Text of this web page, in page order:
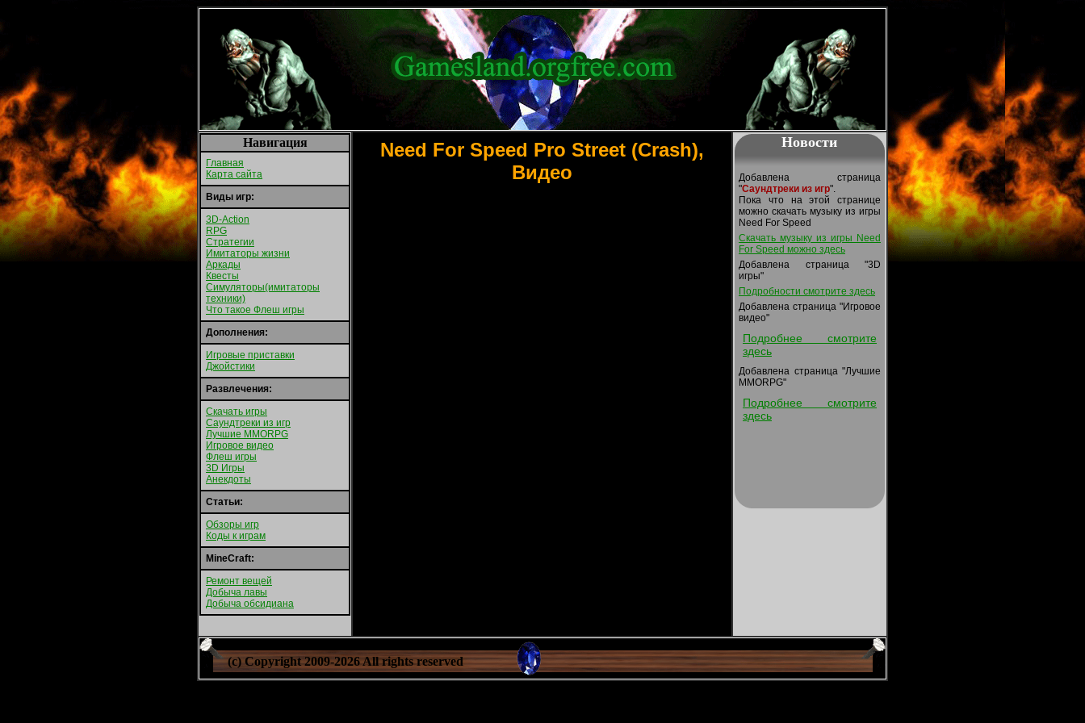
Навигация
Главная
Карта сайта
Виды игр:
3D-Action
RPG
Стратегии
Имитаторы жизни
Аркады
Квесты
Симуляторы(имитаторы
техники)
Что такое Флеш игры
Дополнения:
Игровые приставки
Джойстики
Развлечения:
Скачать игры
Саундтреки из игр
Лучшие MMORPG
Игровое видео
Флеш игры
3D Игры
Анекдоты
Статьи:
Обзоры игр
Коды к играм
MineCraft:
Ремонт вещей
Добыча лавы
Добыча обсидиана
Need For Speed Pro Street (Crash),
Видео
Новости
Добавлена страница
"Саундтреки из игр".
Пока что на этой странице
можно скачать музыку из игры
Need For Speed
Скачать музыку из игры Need
For Speed можно здесь
Добавлена страница "3D
игры"
Подробности смотрите здесь
Добавлена страница "Игровое
видео"
Подробнее смотрите
здесь
Добавлена страница "Лучшие
MMORPG"
Подробнее смотрите
здесь
(c) Copyright 2009-2026 All rights reserved